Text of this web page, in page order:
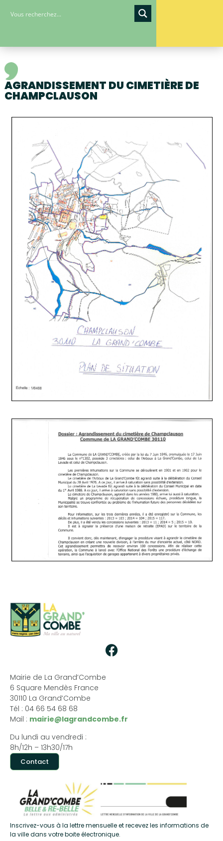
AGRANDISSEMENT DU CIMETIÈRE DE
CHAMPCLAUSON
Mairie de La Grand’Combe
6 Square Mendès France
30110 La Grand’Combe
Tél : 04 66 54 68 68
Mail : mairie@lagrandcombe.fr
Du lundi au vendredi :
8h/12h – 13h30/17h
Contact
Inscrivez-vous à la lettre mensuelle et recevez les informations de
la ville dans votre boite électronique.